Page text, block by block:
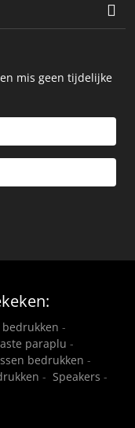
mis geen tijdelijke
-
paraplu -
bedrukken -
- Speakers -